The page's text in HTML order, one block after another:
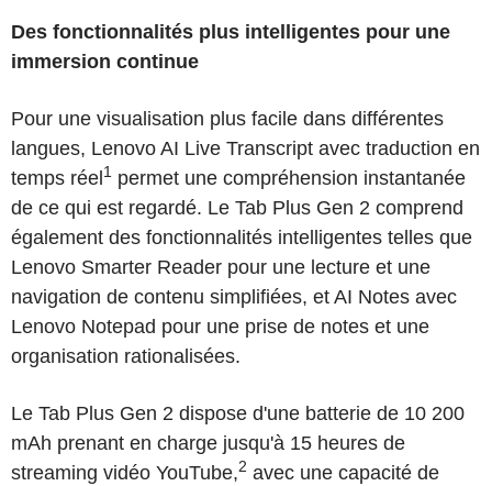
Des fonctionnalités plus intelligentes pour une
immersion continue
Pour une visualisation plus facile dans différentes
langues, Lenovo AI Live Transcript avec traduction en
temps réel 1 permet une compréhension instantanée
de ce qui est regardé. Le Tab Plus Gen 2 comprend
également des fonctionnalités intelligentes telles que
Lenovo Smarter Reader pour une lecture et une
navigation de contenu simplifiées, et AI Notes avec
Lenovo Notepad pour une prise de notes et une
organisation rationalisées.
Le Tab Plus Gen 2 dispose d'une batterie de 10 200
mAh prenant en charge jusqu'à 15 heures de
streaming vidéo YouTube,2 avec une capacité de